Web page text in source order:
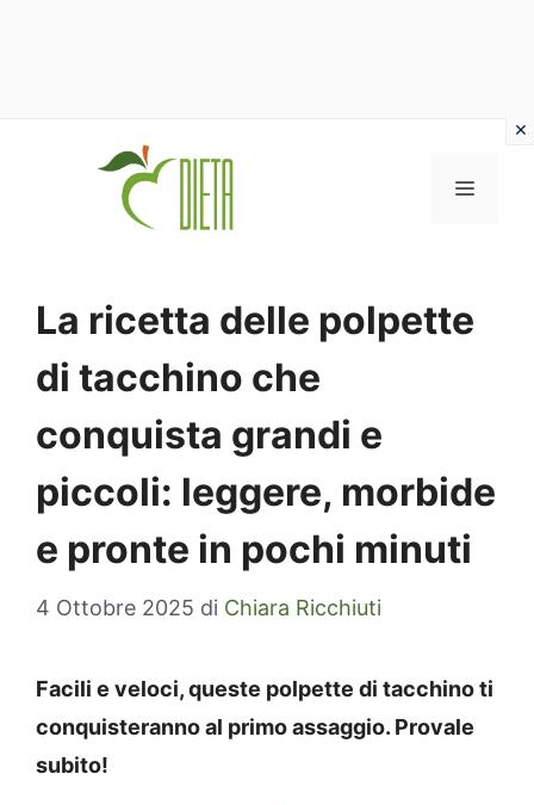
MENU
La ricetta delle polpette
di tacchino che
conquista grandi e
piccoli: leggere, morbide
e pronte in pochi minuti
4 Ottobre 2025 di Chiara Ricchiuti
Facili e veloci, queste polpette di tacchino ti
conquisteranno al primo assaggio. Provale
subito!